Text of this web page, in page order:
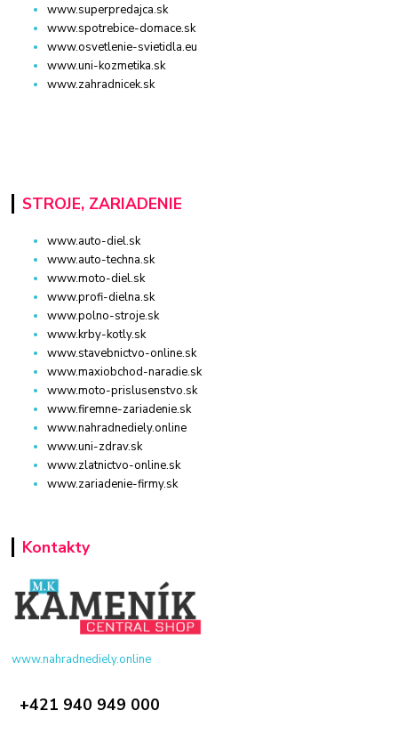
www.superpredajca.sk
www.spotrebice-domace.sk
www.osvetlenie-svietidla.eu
www.uni-kozmetika.sk
www.zahradnicek.sk
STROJE, ZARIADENIE
www.auto-diel.sk
www.auto-techna.sk
www.moto-diel.sk
www.profi-dielna.sk
www.polno-stroje.sk
www.krby-kotly.sk
www.stavebnictvo-online.sk
www.maxiobchod-naradie.sk
www.moto-prislusenstvo.sk
www.firemne-zariadenie.sk
www.nahradnediely.online
www.uni-zdrav.sk
www.zlatnictvo-online.sk
www.zariadenie-firmy.sk
Kontakty
www.nahradnediely.online
+421 940 949 000